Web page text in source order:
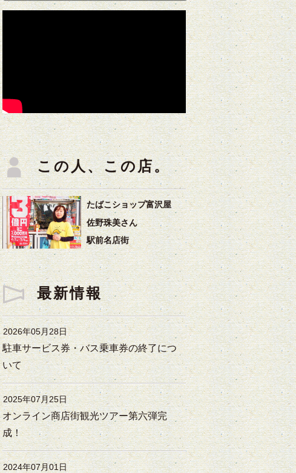
この人、この店。
たばこショップ富沢屋
佐野珠美さん
駅前名店街
最新情報
2026年05月28日
駐車サービス券・バス乗車券の終了につ
いて
2025年07月25日
オンライン商店街観光ツアー第六弾完
成！
2024年07月01日